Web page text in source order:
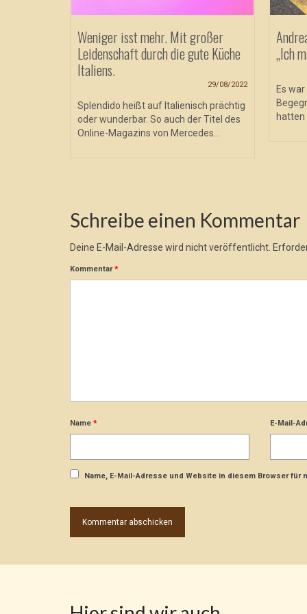
Weniger isst mehr. Mit großer
Leidenschaft durch die gute Küche
Italiens.
29/08/2022
Splendido heißt auf Italienisch prächtig
oder wunderbar. So auch der Titel des
Online-Magazins von Mercedes...
„Ich
Es
hatten
Schreibe einen Kommentar
Deine E-Mail-Adresse wird nicht veröffentlicht.
Kommentar*
Name * E-Mail-
Name, E-Mail-Adresse und Website in diesem Browser